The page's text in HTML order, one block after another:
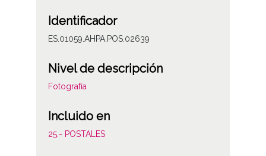
Identificador
ES.01059.AHPA.POS.02639
Nivel de descripción
Fotografía
Incluido en
25.- POSTALES